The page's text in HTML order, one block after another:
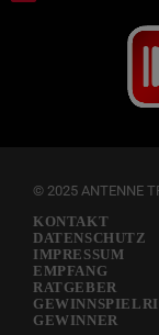
© 2025 ANTENNE
KONTAKT
DATENSCHUTZ
IMPRESSUM
EMPFANG
RATGEBER
GEWINNER